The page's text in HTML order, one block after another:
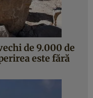
de 9.000 de
este fără